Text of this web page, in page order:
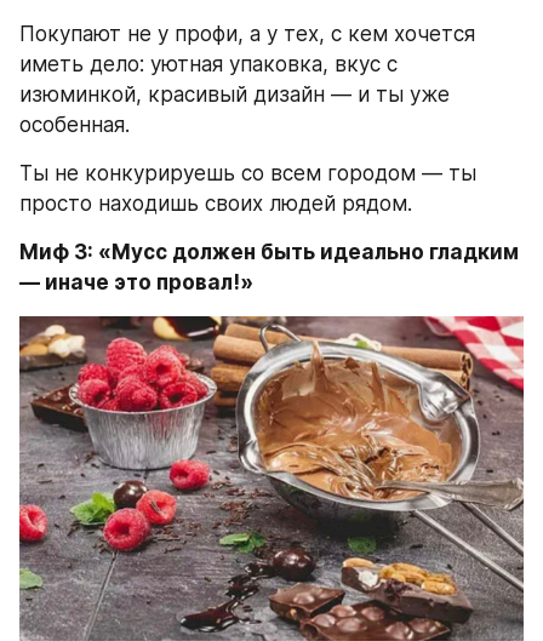
Покупают не у профи, а у тех, с кем хочется
иметь дело: уютная упаковка, вкус с
изюминкой, красивый дизайн — и ты уже
особенная.
Ты не конкурируешь со всем городом — ты
просто находишь своих людей рядом.
Миф 3: «Мусс должен быть идеально гладким
— иначе это провал!»